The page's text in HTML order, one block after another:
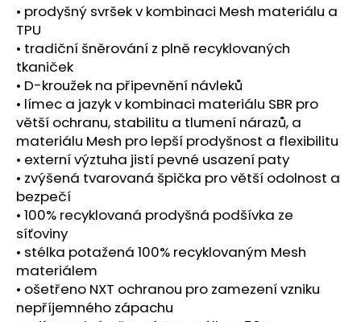
• prodyšný svršek v kombinaci Mesh materiálu a
TPU
• tradiční šněrování z plně recyklovaných
tkaniček
• D-kroužek na připevnění návleků
• límec a jazyk v kombinaci materiálu SBR pro
větší ochranu, stabilitu a tlumení nárazů, a
materiálu Mesh pro lepší prodyšnost a flexibilitu
• externí výztuha jistí pevné usazení paty
• zvýšená tvarovaná špička pro větší odolnost a
bezpečí
• 100% recyklovaná prodyšná podšívka ze
síťoviny
• stélka potažená 100% recyklovaným Mesh
materiálem
• ošetřeno NXT ochranou pro zamezení vzniku
nepříjemného zápachu
BOTY
CRAFT
NORDLITE
SPEED
2
-
ČERNÁ
5
490
Kč